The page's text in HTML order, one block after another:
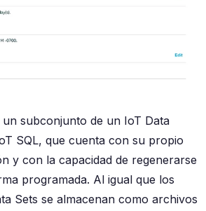
subconjunto de un IoT Data
SQL, que cuenta con su propio
y con la capacidad de regenerarse
programada. Al igual que los
Sets se almacenan como archivos